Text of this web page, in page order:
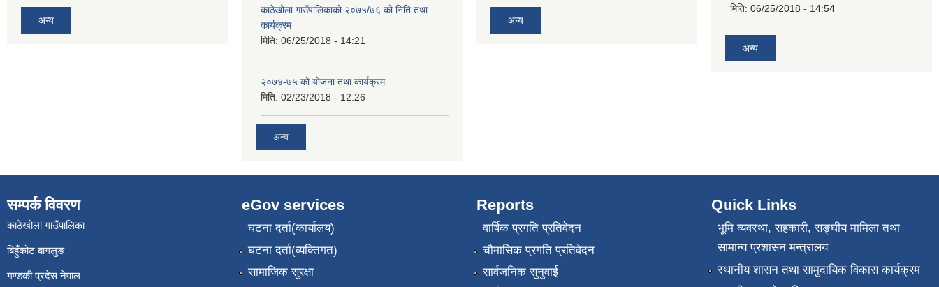
अन्य
काठेखोला गाउँपालिकाको २०७५/७६ को निति तथा
कार्यक्रम
मिति: 06/25/2018 - 14:21
२०७४-७५ को योजना तथा कार्यक्रम
मिति: 02/23/2018 - 12:26
अन्य
अन्य
मिति: 06/25/2018 - 14:54
अन्य
सम्पर्क विवरण
काठेखोला गाउँपालिका
बिहुँकोट बागलुङ
गण्डकी प्रदेस नेपाल
eGov services
घटना दर्ता(कार्यालय)
घटना दर्ता(व्यक्तिगत)
सामाजिक सुरक्षा
Reports
वार्षिक प्रगति प्रतिवेदन
चौमासिक प्रगति प्रतिवेदन
सार्वजनिक सुनुवाई
Quick Links
भूमि व्यवस्था, सहकारी, सङ्‍घीय मामिला तथा
सामान्य प्रशासन मन्त्रालय
स्थानीय शासन तथा सामुदायिक विकास कार्यक्रम